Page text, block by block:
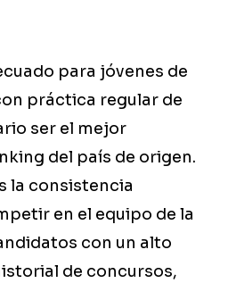
para jóvenes de
práctica regular de
ser el mejor
del país de origen.
la consistencia
en el equipo de la
con un alto
de concursos,